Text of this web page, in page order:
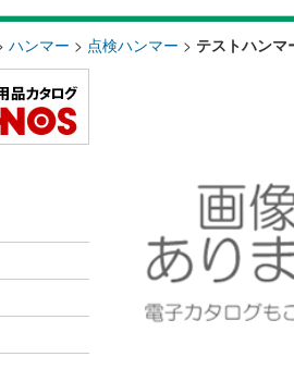
ハンマー > 点検ハンマー > テストハン